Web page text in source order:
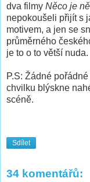
dva filmy Něco je
nepokoušeli přijít s
motivem, a jen se
průměrného
je to o to větší nuda.
P.S: Žádné
chvilku blýskne
scéně.
Sdílet
34 komentářů: